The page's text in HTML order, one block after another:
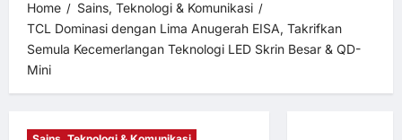
Home
Sains, Teknologi & Komunikasi
TCL Dominasi dengan Lima Anugerah EISA, Takrifkan
Semula Kecemerlangan Teknologi LED Skrin Besar & QD-
Mini